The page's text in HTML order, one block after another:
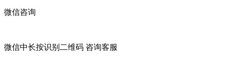
微信咨询
微信中长按识别二维码 咨询客服